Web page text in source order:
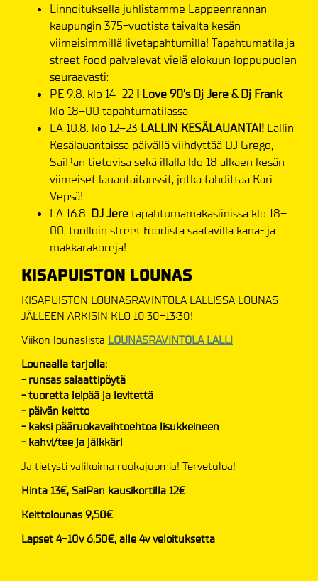
Linnoituksella juhlistamme Lappeenrannan
kaupungin 375-vuotista taivalta kesän
viimeisimmillä livetapahtumilla! Tapahtumatila ja
street food palvelevat vielä elokuun loppupuolen
seuraavasti:
PE 9.8. klo 14–22 I Love 90’s Dj Jere & Dj Frank
klo 18–00 tapahtumatilassa
LA 10.8. klo 12–23 LALLIN KESÄLAUANTAI! Lallin
Kesälauantaissa päivällä viihdyttää DJ Grego,
SaiPan tietovisa sekä illalla klo 18 alkaen kesän
viimeiset lauantaitanssit, jotka tahdittaa Kari
Vepsä!
LA 16.8. DJ Jeretapahtumamakasiinissa klo 18–
00; tuolloin street foodista saatavilla kana- ja
makkarakoreja!
KISAPUISTON LOUNAS
KISAPUISTON LOUNASRAVINTOLA LALLISSA LOUNAS
JÄLLEEN ARKISIN KLO 10:30-13:30!
Viikon lounaslista LOUNASRAVINTOLA LALLI
Lounaalla tarjolla:
- runsas salaattipöytä
- tuoretta leipää ja levitettä
- päivän keitto
- kaksi pääruokavaihtoehtoa lisukkeineen
- kahvi/tee ja jälkkäri
Ja tietysti valikoima ruokajuomia! Tervetuloa!
Hinta 13€, SaiPan kausikortilla 12€
Keittolounas 9,50€
Lapset 4-10v 6,50€, alle 4v veloituksetta